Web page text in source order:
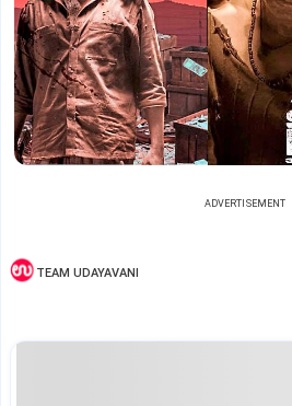
ADVERTISEMENT
TEAM UDAYAVANI